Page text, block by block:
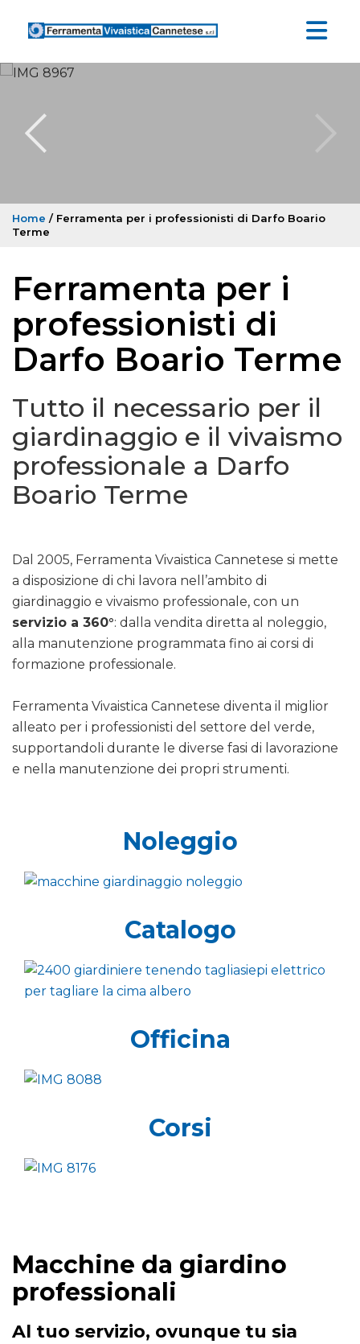
Home / Ferramenta per i professionisti di Darfo Boario
Terme
Ferramenta per i
professionisti di
Darfo Boario Terme
Tutto il necessario per il
giardinaggio e il vivaismo
professionale a Darfo
Boario Terme
Dal 2005, Ferramenta Vivaistica Cannetese si mette
a disposizione di chi lavora nell’ambito di
giardinaggio e vivaismo professionale, con un
servizio a 360°: dalla vendita diretta al noleggio,
alla manutenzione programmata fino ai corsi di
formazione professionale.
Ferramenta Vivaistica Cannetese diventa il miglior
alleato per i professionisti del settore del verde,
supportandoli durante le diverse fasi di lavorazione
e nella manutenzione dei propri strumenti.
Noleggio
Catalogo
Officina
Corsi
Macchine da giardino
professionali
Al tuo servizio, ovunque tu sia